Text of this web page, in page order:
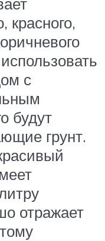
красного,
с
будут
грунт.
отражает